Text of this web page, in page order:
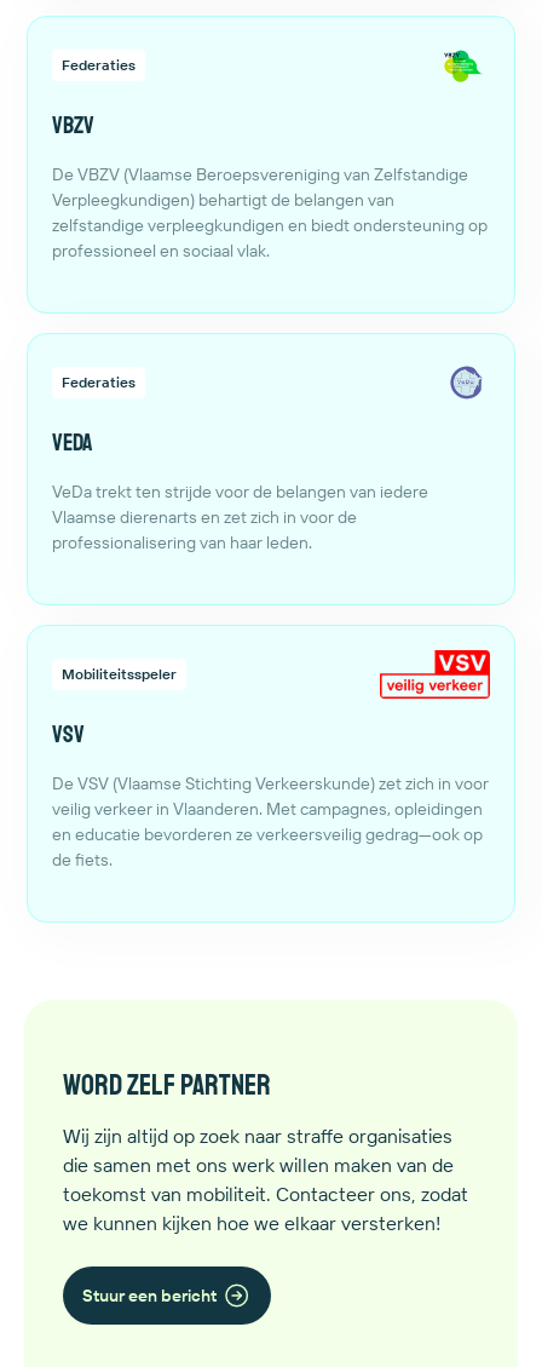
Federaties
VBZV
De VBZV (Vlaamse Beroepsvereniging van Zelfstandige
Verpleegkundigen) behartigt de belangen van
zelfstandige verpleegkundigen en biedt ondersteuning op
professioneel en sociaal vlak.
Federaties
VeDa
VeDa trekt ten strijde voor de belangen van iedere
Vlaamse dierenarts en zet zich in voor de
professionalisering van haar leden.
Mobiliteitsspeler
VSV
De VSV (Vlaamse Stichting Verkeerskunde) zet zich in voor
veilig verkeer in Vlaanderen. Met campagnes, opleidingen
en educatie bevorderen ze verkeersveilig gedrag—ook op
de fiets.
Word zelf partner
Wij zijn altijd op zoek naar straffe organisaties
die samen met ons werk willen maken van de
toekomst van mobiliteit. Contacteer ons, zodat
we kunnen kijken hoe we elkaar versterken!
Stuur een bericht